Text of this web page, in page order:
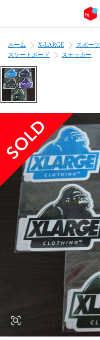
ホーム X-LARGE スポーツ
スケートボード
ステッカー